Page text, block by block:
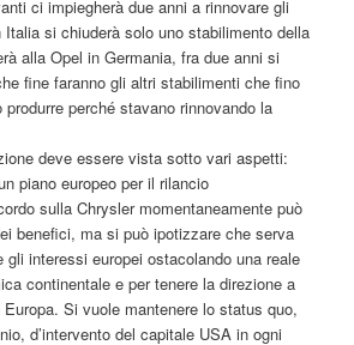
ci impiegherà due anni a rinnovare gli
si chiuderà solo uno stabilimento della
alla Opel in Germania, fra due anni si
fine faranno gli altri stabilimenti che fino
perché stavano rinnovando la
deve essere vista sotto vari aspetti:
piano europeo per il rilancio
sulla Chrysler momentaneamente può
benefici, ma si può ipotizzare che serva
gli interessi europei ostacolando una reale
continentale e per tenere la direzione a
Si vuole mantenere lo status quo,
d’intervento del capitale USA in ogni